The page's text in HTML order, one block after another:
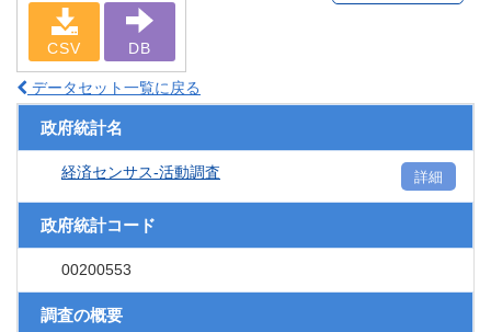
CSV DB
データセット一覧に戻る
政府統計名
経済センサス‐活動調査 詳細
政府統計コード
00200553
調査の概要